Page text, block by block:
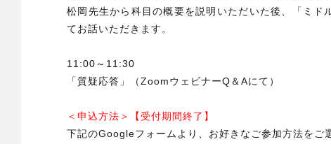
松岡先生から科目の概要を説明いただいた後、「ミ
てお話いただきます。
11:00～11:30
「質疑応答」（ZoomウェビナーQ＆Aにて）
＜申込方法＞【受付期間終了】
下記のGoogleフォームより、お好きなご参加方法をご